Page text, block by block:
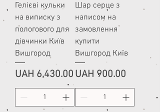
Гелієві кульки
на виписку з
пологового для
дівчинки Київ
Вишгород
Price
UAH 6,430.00
Шар серце з
написом на
замовлення
купити
Вишгород Київ
Price
UAH 900.00